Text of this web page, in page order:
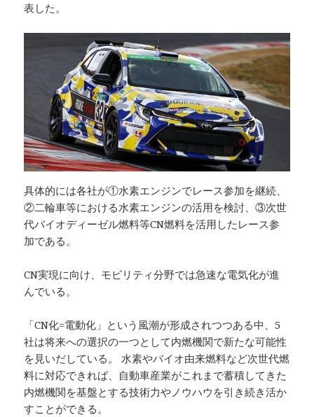
表した。
具体的には各社が①水素エンジンでレース参加を継続、
②二輪車等における水素エンジンの活用を検討、③次世
代バイオディーゼル燃料等CN燃料を活用したレース参
加である。
CN実現に向け、モビリティ分野では急速な電気化が進
んでいる。
「CN化=電動化」という風潮が形成されつつある中、5
社は将来への選択の一つとして内燃機関で新たな可能性
を見いだしている。 水素やバイオ由来燃料など次世代燃
料に対応できれば、自動車産業がこれまで蓄積してきた
内燃機関を基盤とする技術力やノウハウを引き続き活か
すことができる。